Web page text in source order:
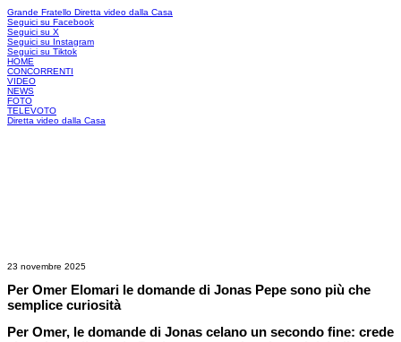
Grande Fratello Diretta video dalla Casa
Seguici su Facebook
Seguici su X
Seguici su Instagram
Seguici su Tiktok
HOME
CONCORRENTI
VIDEO
NEWS
FOTO
TELEVOTO
Diretta video dalla Casa
23 novembre 2025
Per Omer Elomari le domande di Jonas Pepe sono più che
semplice curiosità
Per Omer, le domande di Jonas celano un secondo fine: crede